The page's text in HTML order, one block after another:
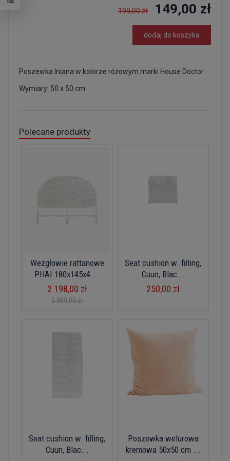
199,00 zł 149,00 zł
dodaj do koszyka
Poszewka lniana w kolorze różowym marki House Doctor.
Wymiary: 50 x 50 cm
Polecane produkty
Wezgłowie rattanowe
PHAI 180x145x4 ...
2 198,00 zł
3 989,00 zł
Seat cushion w. filling,
Cuun, Blac...
250,00 zł
Seat cushion w. filling,
Cuun, Blac...
Poszewka welurowa
kremowa 50x50 cm ...